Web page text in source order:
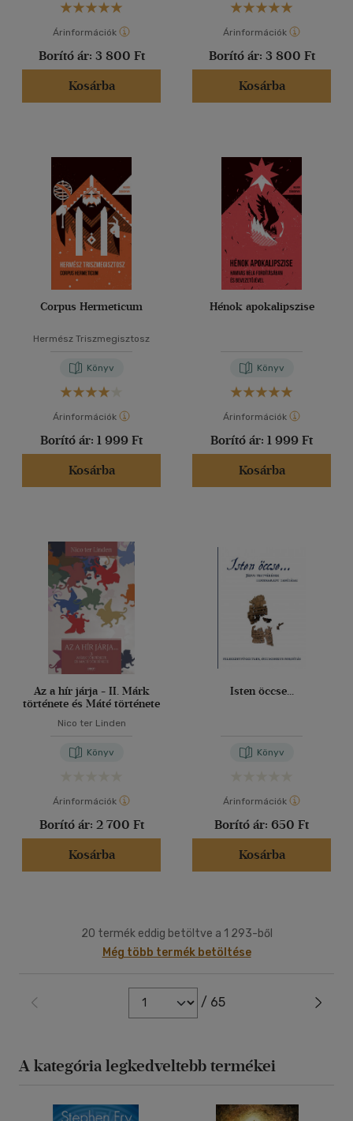
Árinformációk
Borító ár: 3 800 Ft
Kosárba
Árinformációk
Borító ár: 3 800 Ft
Kosárba
Corpus Hermeticum
Hermész Triszmegisztosz
Könyv
Árinformációk
Borító ár: 1 999 Ft
Kosárba
Hénok apokalipszise
Könyv
Árinformációk
Borító ár: 1 999 Ft
Kosárba
Az a hír járja - II. Márk
története és Máté története
Nico ter Linden
Könyv
Árinformációk
Borító ár: 2 700 Ft
Kosárba
Isten öccse...
Könyv
Árinformációk
Borító ár: 650 Ft
Kosárba
20 termék eddig betöltve a 1 293-ből
Még több termék betöltése
/ 65
A kategória legkedveltebb termékei